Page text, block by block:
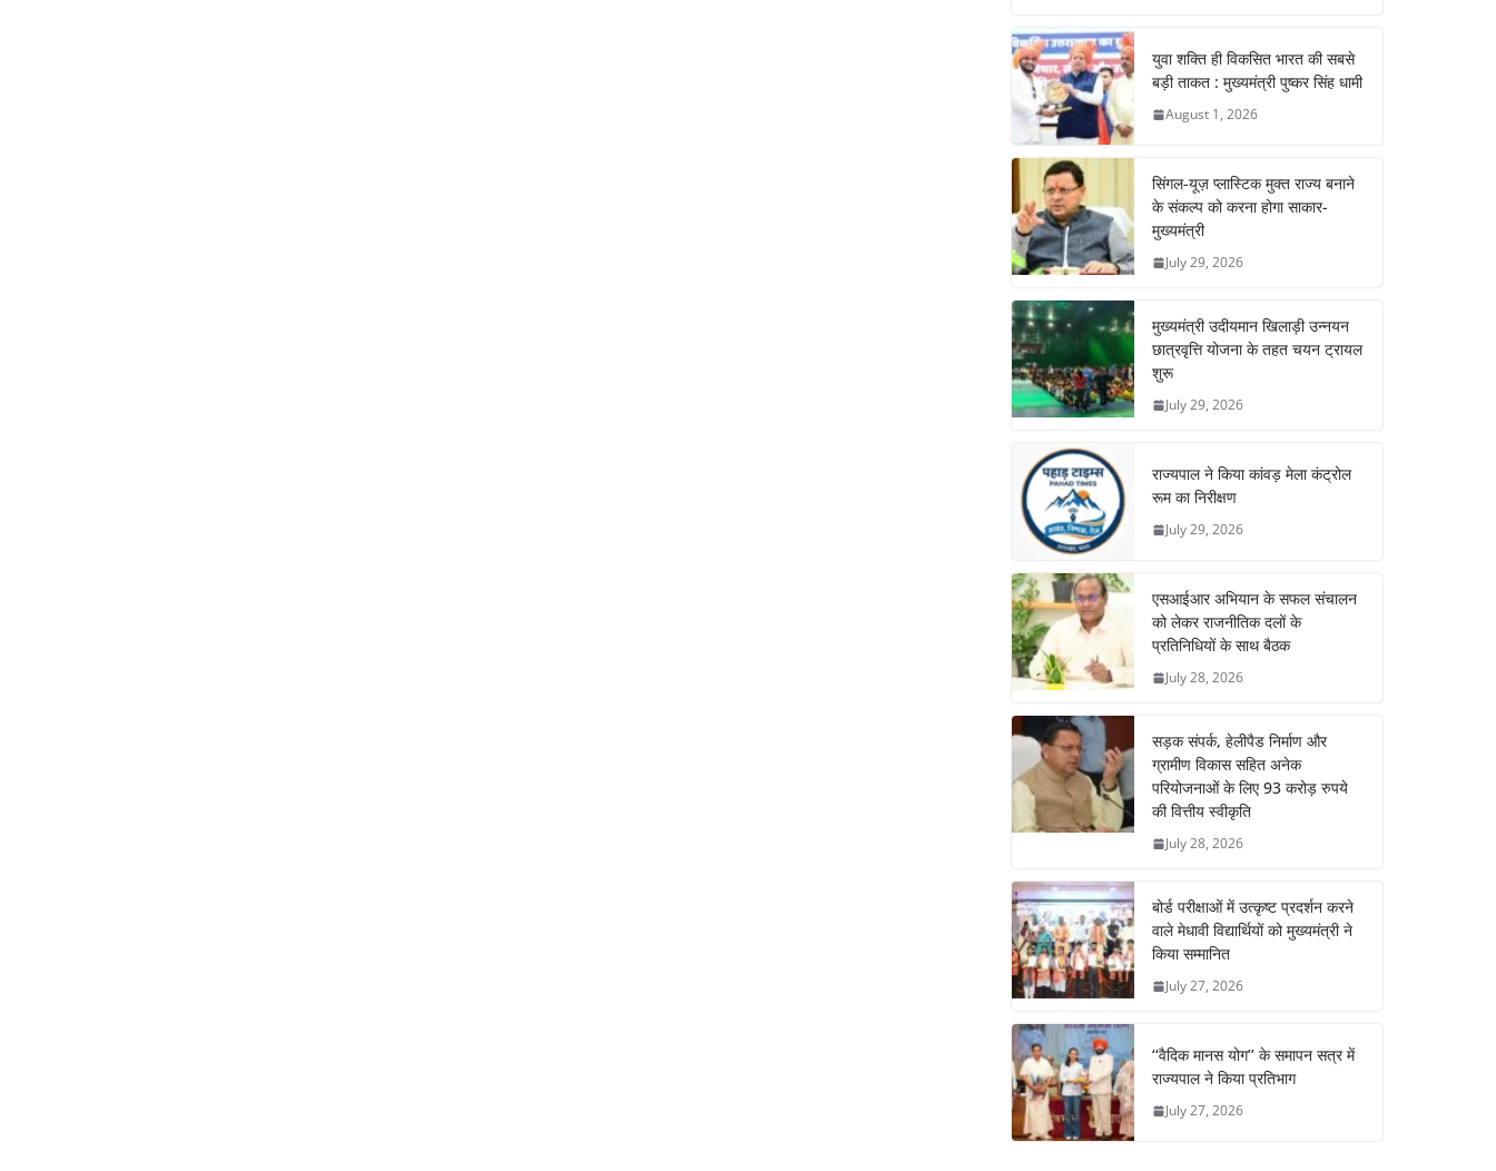
युवा शक्ति ही विकसित भारत की सबसे
बड़ी ताकत : मुख्यमंत्री पुष्कर सिंह धामी
August 1, 2026
सिंगल-यूज़ प्लास्टिक मुक्त राज्य बनाने
के संकल्प को करना होगा साकार-
मुख्यमंत्री
July 29, 2026
मुख्यमंत्री उदीयमान खिलाड़ी उन्नयन
छात्रवृत्ति योजना के तहत चयन ट्रायल
शुरू
July 29, 2026
राज्यपाल ने किया कांवड़ मेला कंट्रोल
रूम का निरीक्षण
July 29, 2026
एसआईआर अभियान के सफल संचालन
को लेकर राजनीतिक दलों के
प्रतिनिधियों के साथ बैठक
July 28, 2026
सड़क संपर्क, हेलीपैड निर्माण और
ग्रामीण विकास सहित अनेक
परियोजनाओं के लिए 93 करोड़ रुपये
की वित्तीय स्वीकृति
July 28, 2026
बोर्ड परीक्षाओं में उत्कृष्ट प्रदर्शन करने
वाले मेधावी विद्यार्थियों को मुख्यमंत्री ने
किया सम्मानित
July 27, 2026
‘‘वैदिक मानस योग’’ के समापन सत्र में
राज्यपाल ने किया प्रतिभाग
July 27, 2026